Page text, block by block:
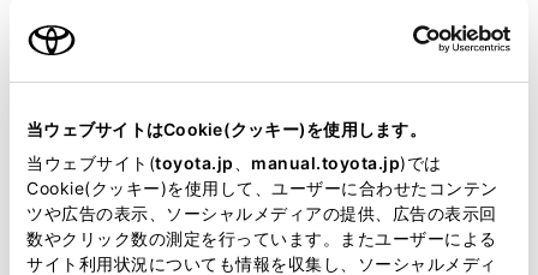
当ウェブサイトはCookie(クッキー)を使用します。
当ウェブサイト(toyota.jp manual.toyota.jp)では
Cookie(クッキー)を使用して、ユーザーに合わせたコンテン
ツや広告の表示、ソーシャルメディアの提供、広告の表示回
数やクリック数の測定を行っています。またユーザーによる
サイト利用状況についても情報を収集し、ソーシャルメディ
市区町村名
必須 丁目番地